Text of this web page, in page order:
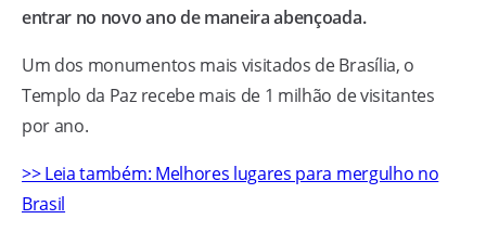
entrar no novo ano de maneira abençoada.
Um dos monumentos mais visitados de Brasília, o
Templo da Paz recebe mais de 1 milhão de visitantes
por ano.
>> Leia também: Melhores lugares para mergulho no
Brasil